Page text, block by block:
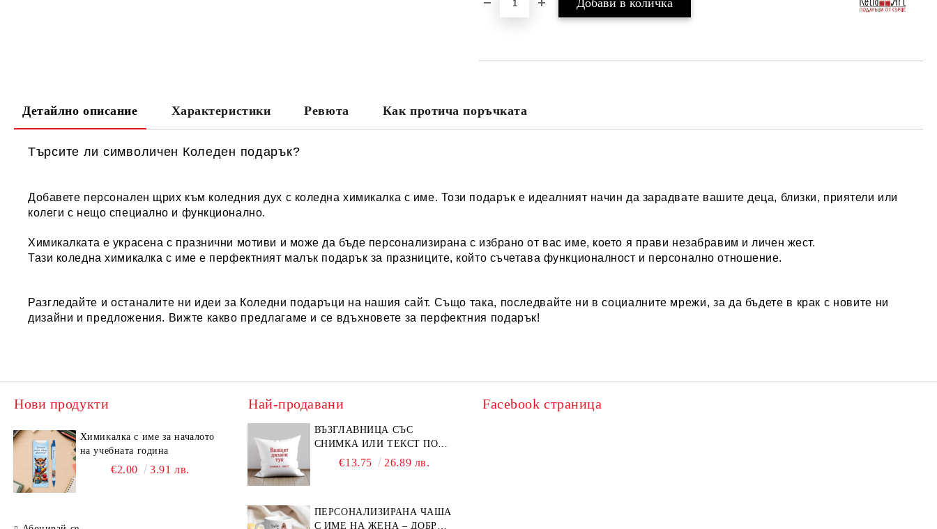
Детайлно описание Характеристики Ревюта Как протича поръчката
Търсите ли символичен Коледен подарък?
Добавете персонален щрих към коледния дух с коледна химикалка с име. Този подарък е идеалният начин да зарадвате вашите деца, близки, приятели или
колеги с нещо специално и функционално.
Химикалката е украсена с празнични мотиви и може да бъде персонализирана с избрано от вас име, което я прави незабравим и личен жест.
Тази коледна химикалка с име е перфектният малък подарък за празниците, който съчетава функционалност и персонално отношение.
Разгледайте и останалите ни идеи за Коледни подаръци на нашия сайт. Също така, последвайте ни в социалните мрежи, за да бъдете в крак с новите ни
дизайни и предложения. Вижте какво предлагаме и се вдъхновете за перфектния подарък!
Нови продукти
Химикалка с име за началото
на учебната година
€2.00 3.91 лв.
Най-продавани
ВЪЗГЛАВНИЦА СЪС
СНИМКА ИЛИ ТЕКСТ ПО
ВАШ ДИЗАЙН
€13.75 26.89 лв.
ПЕРСОНАЛИЗИРАНА ЧАША
С ИМЕ НА ЖЕНА – ДОБРО
Facebook страница